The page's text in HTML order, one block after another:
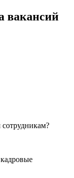
вакансий